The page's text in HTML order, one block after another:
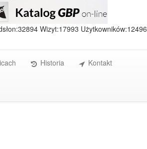
Wizyt:17993 Użytkowników:12496
Historia Kontakt